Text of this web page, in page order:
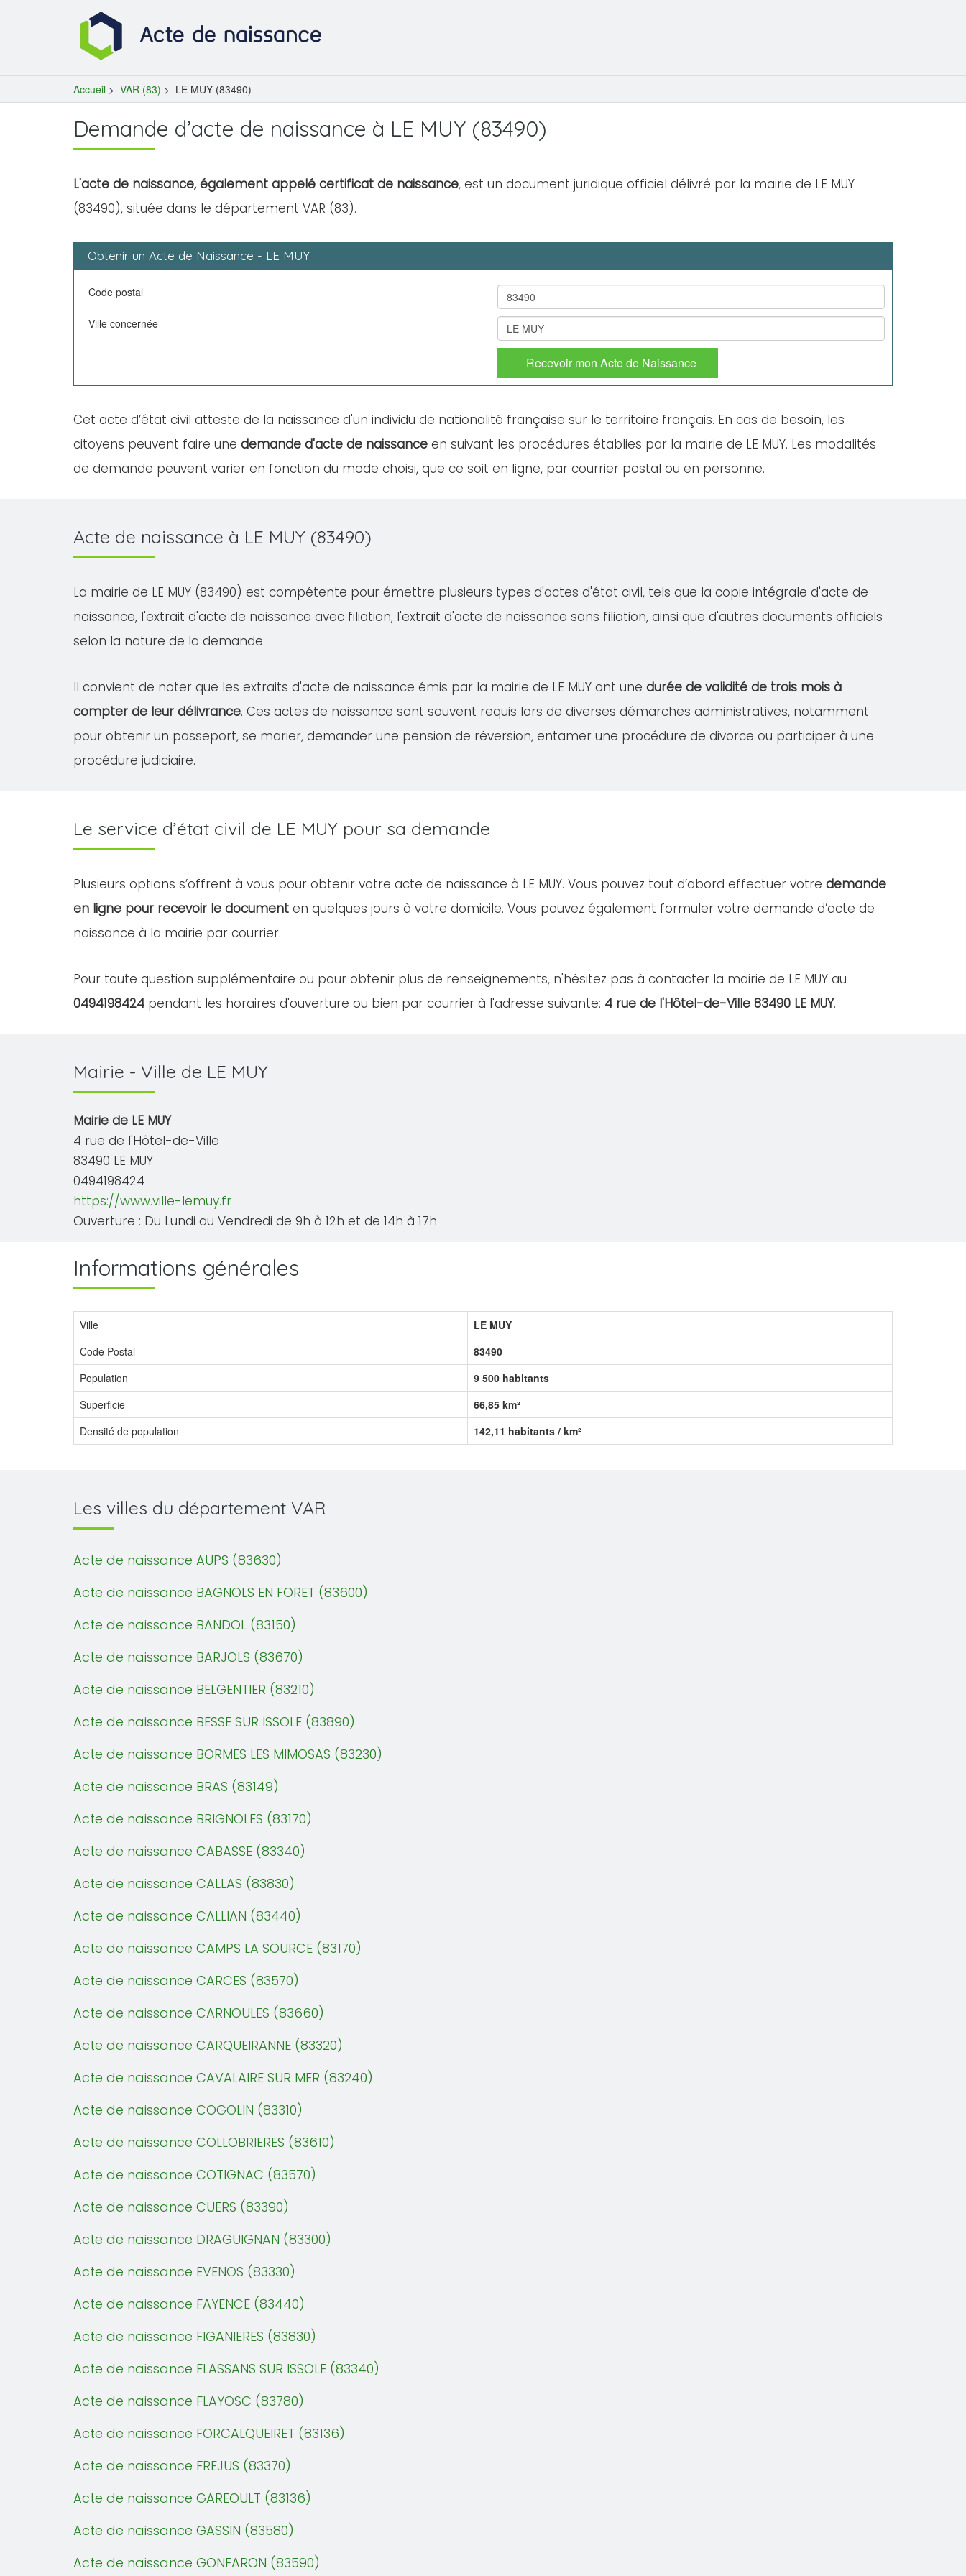
Accueil > VAR (83) > LE MUY (83490)
Demande d’acte de naissance à LE MUY (83490)
L'acte de naissance, également appelé certificat de naissance, est un document juridique officiel délivré par la mairie de LE MUY
(83490), située dans le département VAR (83).
Obtenir un Acte de Naissance - LE MUY
Code postal
Ville concernée
Recevoir mon Acte de Naissance
Cet acte d’état civil atteste de la naissance d'un individu de nationalité française sur le territoire français. En cas de besoin, les
citoyens peuvent faire une demande d'acte de naissance en suivant les procédures établies par la mairie de LE MUY. Les modalités
de demande peuvent varier en fonction du mode choisi, que ce soit en ligne, par courrier postal ou en personne.
Acte de naissance à LE MUY (83490)
La mairie de LE MUY (83490) est compétente pour émettre plusieurs types d'actes d'état civil, tels que la copie intégrale d'acte de
naissance, l'extrait d'acte de naissance avec filiation, l'extrait d'acte de naissance sans filiation, ainsi que d'autres documents officiels
selon la nature de la demande.
Il convient de noter que les extraits d'acte de naissance émis par la mairie de LE MUY ont une durée de validité de trois mois à
compter de leur délivrance. Ces actes de naissance sont souvent requis lors de diverses démarches administratives, notamment
pour obtenir un passeport, se marier, demander une pension de réversion, entamer une procédure de divorce ou participer à une
procédure judiciaire.
Le service d’état civil de LE MUY pour sa demande
Plusieurs options s’offrent à vous pour obtenir votre acte de naissance à LE MUY. Vous pouvez tout d’abord effectuer votre demande
en ligne pour recevoir le document en quelques jours à votre domicile. Vous pouvez également formuler votre demande d’acte de
naissance à la mairie par courrier.
Pour toute question supplémentaire ou pour obtenir plus de renseignements, n'hésitez pas à contacter la mairie de LE MUY au
0494198424 pendant les horaires d'ouverture ou bien par courrier à l'adresse suivante: 4 rue de l'Hôtel-de-Ville 83490 LE MUY.
Mairie - Ville de LE MUY
Mairie de LE MUY
4 rue de l'Hôtel-de-Ville
83490 LE MUY
0494198424
https://www.ville-lemuy.fr
Ouverture : Du Lundi au Vendredi de 9h à 12h et de 14h à 17h
Informations générales
Ville
LE MUY
Code Postal
83490
Population
9 500 habitants
Superficie
66,85 km²
Densité de population
142,11 habitants / km²
Les villes du département VAR
Acte de naissance AUPS (83630)
Acte de naissance BAGNOLS EN FORET (83600)
Acte de naissance BANDOL (83150)
Acte de naissance BARJOLS (83670)
Acte de naissance BELGENTIER (83210)
Acte de naissance BESSE SUR ISSOLE (83890)
Acte de naissance BORMES LES MIMOSAS (83230)
Acte de naissance BRAS (83149)
Acte de naissance BRIGNOLES (83170)
Acte de naissance CABASSE (83340)
Acte de naissance CALLAS (83830)
Acte de naissance CALLIAN (83440)
Acte de naissance CAMPS LA SOURCE (83170)
Acte de naissance CARCES (83570)
Acte de naissance CARNOULES (83660)
Acte de naissance CARQUEIRANNE (83320)
Acte de naissance CAVALAIRE SUR MER (83240)
Acte de naissance COGOLIN (83310)
Acte de naissance COLLOBRIERES (83610)
Acte de naissance COTIGNAC (83570)
Acte de naissance CUERS (83390)
Acte de naissance DRAGUIGNAN (83300)
Acte de naissance EVENOS (83330)
Acte de naissance FAYENCE (83440)
Acte de naissance FIGANIERES (83830)
Acte de naissance FLASSANS SUR ISSOLE (83340)
Acte de naissance FLAYOSC (83780)
Acte de naissance FORCALQUEIRET (83136)
Acte de naissance FREJUS (83370)
Acte de naissance GAREOULT (83136)
Acte de naissance GASSIN (83580)
Acte de naissance GONFARON (83590)